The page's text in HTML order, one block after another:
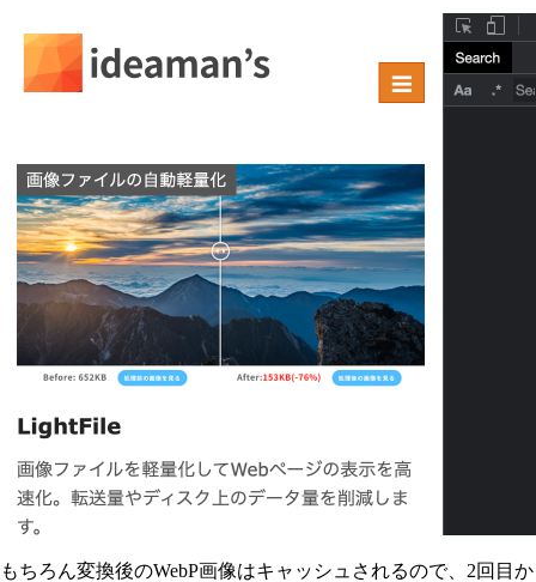
もちろん変換後のWebP画像はキャッシュされるので、2回目か